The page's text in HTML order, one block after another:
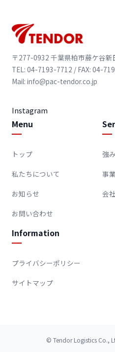
〒277-0932 千葉県柏市藤ケ谷新
TEL: 04-7193-7712 / FAX: 04-
Mail: info@pac-tendor.co.jp
Instagram
Menu
トップ
私たちについて
お知らせ
お問い合わせ
強み
事
会
Information
プライバシーポリシー
サイトマップ
© Tendor Logistics Co.,